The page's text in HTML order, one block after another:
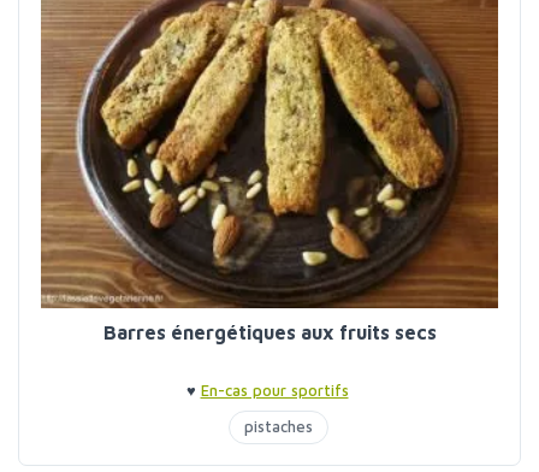
Barres énergétiques aux fruits secs
♥ En-cas pour sportifs
pistaches